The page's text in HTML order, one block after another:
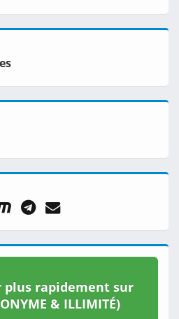
plus rapidement sur
& ILLIMITÉ)